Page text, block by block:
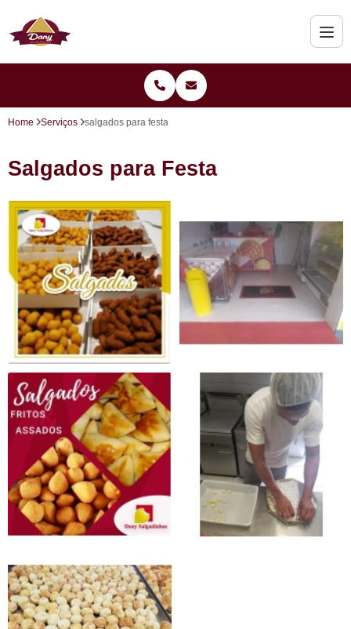
Home Serviços salgados para festa
Salgados para Festa